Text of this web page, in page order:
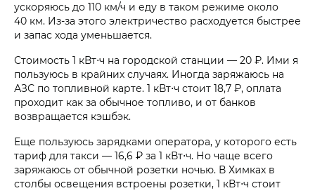
ускоряюсь до 110 км/ч и еду в таком режиме около
40 км. Из-за этого электричество расходуется быстрее
и запас хода уменьшается.
Стоимость 1 кВт⋅ч на городской станции — 20 ₽. Ими я
пользуюсь в крайних случаях. Иногда заряжаюсь на
АЗС по топливной карте. 1 кВт⋅ч стоит 18,7 ₽, оплата
проходит как за обычное топливо, и от банков
возвращается кэшбэк.
Еще пользуюсь зарядками оператора, у которого есть
тариф для такси — 16,6 ₽ за 1 кВт⋅ч. Но чаще всего
заряжаюсь от обычной розетки ночью. В Химках в
столбы освещения встроены розетки, 1 кВт⋅ч стоит